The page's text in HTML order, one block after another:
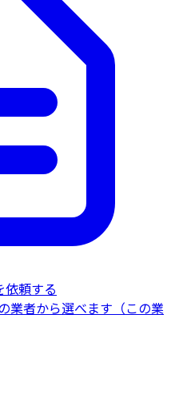
依頼する
業者から選べます（この業